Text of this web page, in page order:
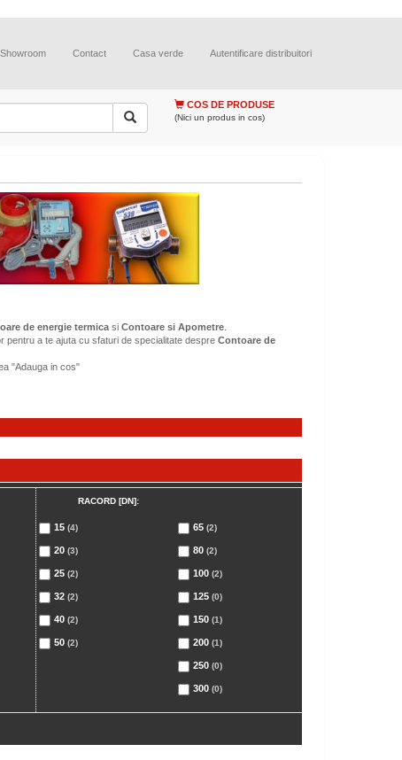
Showroom Contact Casa verde Autentificare distribuitori
COS DE PRODUSE
(Nici un produs in cos)
de energie termicasi Contoare si Apometre.
pentru a te ajuta cu sfaturi de specialitate despre Contoare de
"Adauga in cos"
RACORD [DN]:
15 (4)
20 (3)
25 (2)
32 (2)
40 (2)
50 (2)
65 (2)
80 (2)
100 (2)
125 (0)
150 (1)
200 (1)
250 (0)
300 (0)